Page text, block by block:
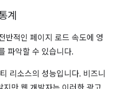
계
반적인 페이지 로드 속도에 영
파악할 수 있습니다.
리소스의 성능입니다. 비즈니